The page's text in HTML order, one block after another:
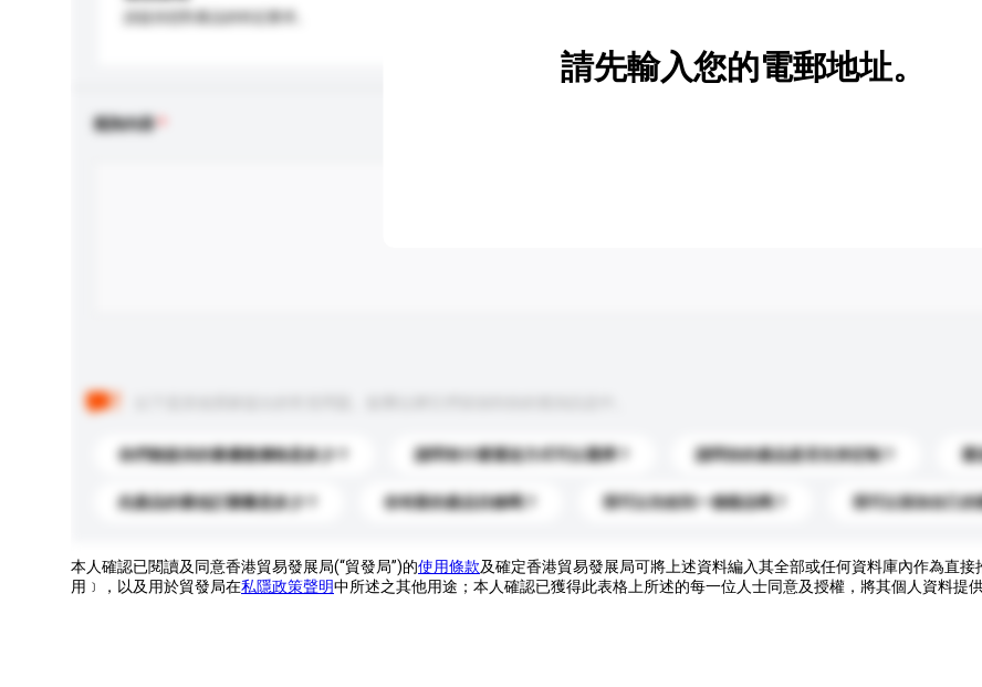
查詢內容
你們能提供的最優惠價格是多少？ 請問有什麼運送方式可以選擇？ 請問你的產品是否支持定制？ 運
此產品的最低訂購量是多少？ 你有新的產品目錄嗎？ 我可以先收到一個樣品嗎？ 我可以添加自己的
請先輸入您的電郵地址。
本人確認已閱讀及同意香港貿易發展局(“貿發局”)的使用條款及確定香港貿易發展局可將上述資料編入其全部或任何資料庫內作為直
用﹞，以及用於貿發局在私隱政策聲明中所述之其他用途；本人確認已獲得此表格上所述的每一位人士同意及授權，將其個人資料提